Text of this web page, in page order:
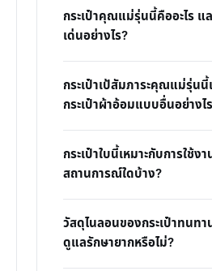
กระเป๋าคุณแม่รุ่นนี้คืออะไร
เด่นอย่างไร?
กระเป๋าเป้สัมภาระคุณแม่รุ่น
กระเป๋าผ้าอ้อมแบบอื่นอย่างไ
กระเป๋าใบนี้เหมาะกับการใช้งา
สถานการณ์ใดบ้าง?
วัสดุไนลอนของกระเป๋าทนท
ดูแลรักษายากหรือไม่?